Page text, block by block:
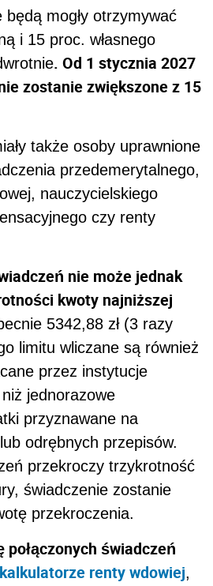
mogły otrzymywać
i 15 proc. własnego
. Od 1 stycznia 2027
zostanie zwiększone z 15
także osoby uprawnione
przedemerytalnego,
nauczycielskiego
czy renty
nie może jednak
kwoty najniższej
5342,88 zł (3 razy
limitu wliczane są również
przez instytucje
jednorazowe
przyznawane na
odrębnych przepisów.
przekroczy trzykrotność
świadczenie zostanie
przekroczenia.
połączonych świadczeń
kalkulatorze renty wdowiej,